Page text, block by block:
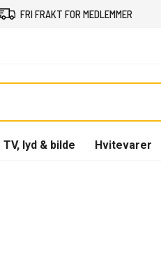
FRI FRAKT FOR MEDLEMMER
TV, lyd & bilde Hvitevarer